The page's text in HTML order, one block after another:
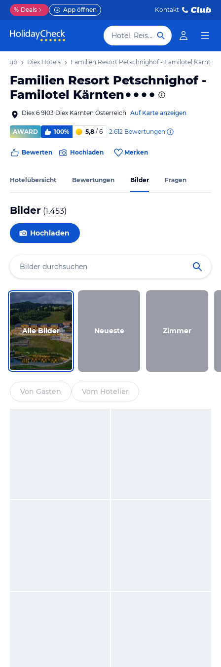
% Deals App öffnen Kontakt
Hotel, Reiseziel
Diex Hotels Familien Resort Petschnighof - Familotel Kärnten
Familien Resort Petschnighof -
Familotel Kärnten
Diex 6 9103 Diex Kärnten Österreich Auf Karte anzeigen
AWARD 100% 5,8 / 6 2.612 Bewertungen
Bewerten Hochladen Merken
Hotelübersicht Bewertungen Bilder Fragen
Bilder (1.453)
Hochladen
Alle Bilder Neueste Zimmer
Von Gästen Vom Hotelier